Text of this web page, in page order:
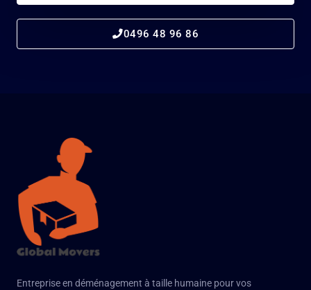
0496 48 96 86
Entreprise en déménagement à taille humaine pour vos